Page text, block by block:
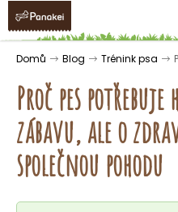
Přejít
obsah
Domů Blog Trénink psa
Proč pes
zábavu, ale o
společnou pohodu
K
o Zpět
Zpět
C
o
p